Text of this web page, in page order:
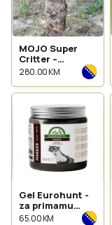
MOJO Super
Critter –
napredni
predatore
280.00 KM
Gel Eurohunt -
za primamu
kuna 250ml
65.00 KM